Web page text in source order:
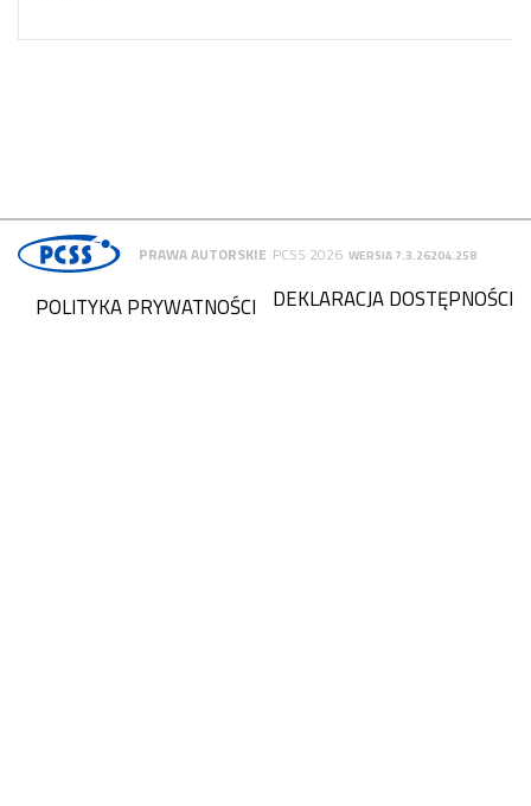
PRAWA AUTORSKIE PCSS 2026 WERSJA 7.3.26204.258
DEKLARACJA DOSTĘPNOŚCI
POLITYKA PRYWATNOŚCI